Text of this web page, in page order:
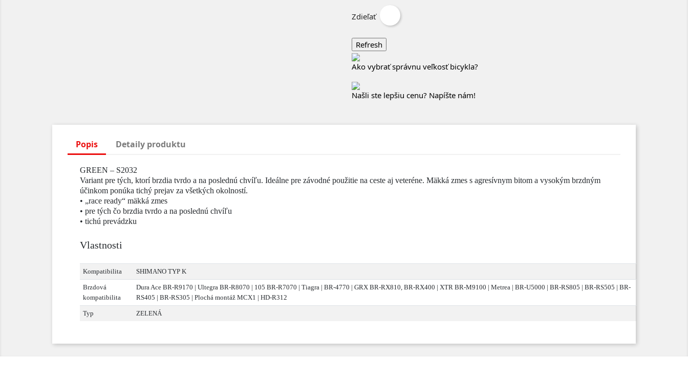
Zdieľať
Ako vybrať správnu veľkosť bicykla?
Našli ste lepšiu cenu? Napíšte nám!
Popis Detaily produktu
GREEN – S2032
Variant pre tých, ktorí brzdia tvrdo a na poslednú chvíľu. Ideálne pre závodné použitie na ceste aj veteréne. Mäkká zmes s agresívnym bitom a vysokým brzdným
účinkom ponúka tichý prejav za všetkých okolností.
• „race ready“ mäkká zmes
• pre tých čo brzdia tvrdo a na poslednú chvíľu
• tichú prevádzku
Vlastnosti
Kompatibilita SHIMANO TYP K
Brzdová
kompatibilita
Dura Ace BR-R9170 | Ultegra BR-R8070 | 105 BR-R7070 | Tiagra | BR-4770 | GRX BR-RX810, BR-RX400 | XTR BR-M9100 | Metrea | BR-U5000 | BR-RS805 | BR-RS505 | BR-
RS405 | BR-RS305 | Plochá montáž MCX1 | HD-R312
Typ ZELENÁ